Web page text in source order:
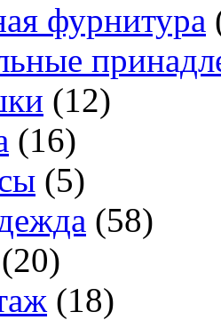
фурнитура
(12)
(16)
(5)
(58)
(20)
(18)